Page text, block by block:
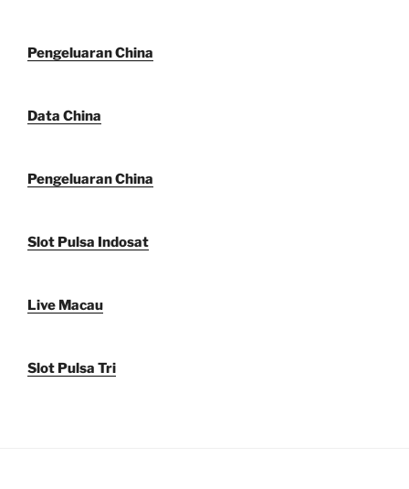
Pengeluaran China
Data China
Pengeluaran China
Slot Pulsa Indosat
Live Macau
Slot Pulsa Tri